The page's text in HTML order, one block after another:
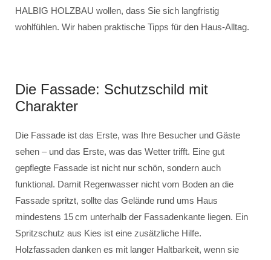
HALBIG HOLZBAU wollen, dass Sie sich langfristig
wohlfühlen. Wir haben praktische Tipps für den Haus-Alltag.
Die Fassade: Schutzschild mit
Charakter
Die Fassade ist das Erste, was Ihre Besucher und Gäste
sehen – und das Erste, was das Wetter trifft. Eine gut
gepflegte Fassade ist nicht nur schön, sondern auch
funktional. Damit Regenwasser nicht vom Boden an die
Fassade spritzt, sollte das Gelände rund ums Haus
mindestens 15 cm unterhalb der Fassadenkante liegen. Ein
Spritzschutz aus Kies ist eine zusätzliche Hilfe.
Holzfassaden danken es mit langer Haltbarkeit, wenn sie